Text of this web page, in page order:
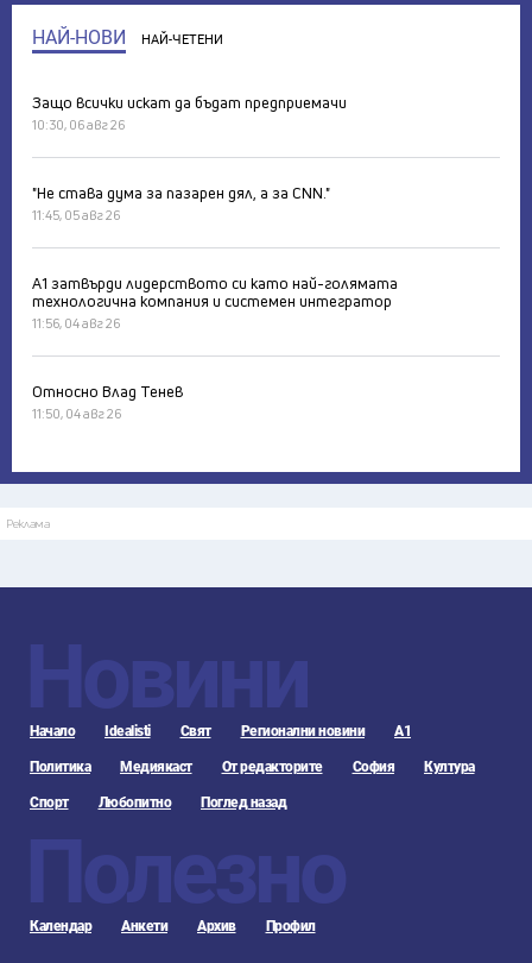
НАЙ-НОВИ НАЙ-ЧЕТЕНИ
Защо всички искат да бъдат предприемачи
10:30, 06 авг 26
"Не става дума за пазарен дял, а за CNN."
11:45, 05 авг 26
А1 затвърди лидерството си като най-голямата
технологична компания и системен интегратор
11:56, 04 авг 26
Относно Влад Тенев
11:50, 04 авг 26
Реклама
Новини
Начало Idealisti Свят Регионални новини А1
Политика Медиякаст От редакторите София Култура
Спорт Любопитно Поглед назад
Полезно
Календар Анкети Архив Профил